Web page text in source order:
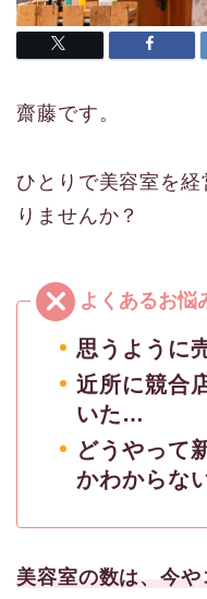
齋藤です。
ひとりで美容室を
りませんか？
思うように
近所に競合
いた…
どうやって
かわからな
美容室の数は、今